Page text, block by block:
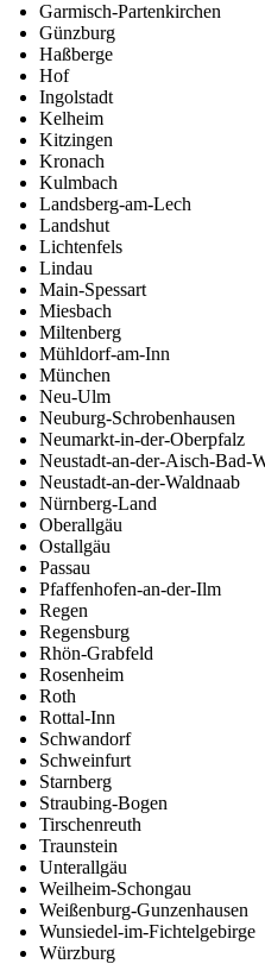
Garmisch-Partenkirchen
Günzburg
Haßberge
Hof
Ingolstadt
Kelheim
Kitzingen
Kronach
Kulmbach
Landsberg-am-Lech
Landshut
Lichtenfels
Lindau
Main-Spessart
Miesbach
Miltenberg
Mühldorf-am-Inn
München
Neu-Ulm
Neuburg-Schrobenhausen
Neumarkt-in-der-Oberpfalz
Neustadt-an-der-Aisch-Bad-
Neustadt-an-der-Waldnaab
Nürnberg-Land
Oberallgäu
Ostallgäu
Passau
Pfaffenhofen-an-der-Ilm
Regen
Regensburg
Rhön-Grabfeld
Rosenheim
Roth
Rottal-Inn
Schwandorf
Schweinfurt
Starnberg
Straubing-Bogen
Tirschenreuth
Traunstein
Unterallgäu
Weilheim-Schongau
Weißenburg-Gunzenhausen
Wunsiedel-im-Fichtelgebirge
Würzburg